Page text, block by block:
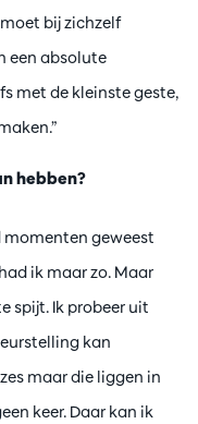
bij zichzelf
een absolute
met de kleinste geste,
hebben?
momenten geweest
ik maar zo. Maar
spijt. Ik probeer uit
kan
maar die liggen in
keer. Daar kan ik